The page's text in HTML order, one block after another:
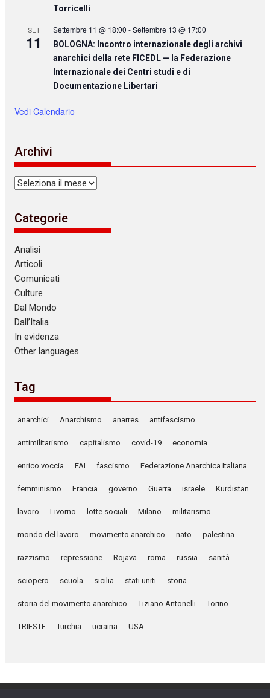
Torricelli
SET
11
Settembre 11 @ 18:00 -Settembre 13 @ 17:00
BOLOGNA: Incontro internazionale degli archivi
anarchici della rete FICEDL — la Federazione
Internazionale dei Centri studi e di
Documentazione Libertari
Vedi Calendario
Archivi
Archivi
Categorie
Analisi
Articoli
Comunicati
Culture
Dal Mondo
Dall’Italia
In evidenza
Other languages
Tag
anarchici Anarchismo anarres antifascismo
antimilitarismo capitalismo covid-19 economia
enrico voccia FAI fascismo Federazione Anarchica Italiana
femminismo Francia governo Guerra israele Kurdistan
lavoro Livorno lotte sociali Milano militarismo
mondo del lavoro movimento anarchico nato palestina
razzismo repressione Rojava roma russia sanità
sciopero scuola sicilia stati uniti storia
storia del movimento anarchico Tiziano Antonelli Torino
TRIESTE Turchia ucraina USA